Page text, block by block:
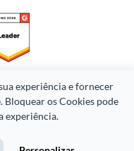
experiência e fornecer
Bloquear os Cookies pode
experiência.
(DBA Visme). Todos os